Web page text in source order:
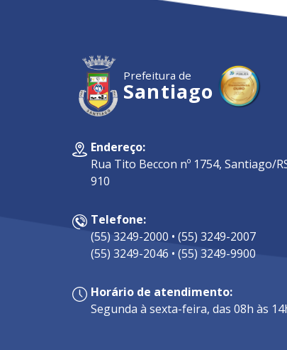
Prefeitura de
Santiago
Endereço:
Rua Tito Beccon nº 1754, Santiago/
910
Telefone:
(55) 3249-2000 • (55) 3249-2007
(55) 3249-2046 • (55) 3249-9900
Horário de atendimento:
Segunda à sexta-feira, das 08h às